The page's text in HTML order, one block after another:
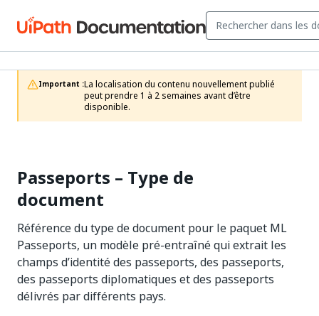
Important :La localisation du contenu nouvellement publié
peut prendre 1 à 2 semaines avant d’être
disponible.
Passeports – Type de
document
Référence du type de document pour le paquet ML
Passeports, un modèle pré-entraîné qui extrait les
champs d’identité des passeports, des passeports,
des passeports diplomatiques et des passeports
délivrés par différents pays.